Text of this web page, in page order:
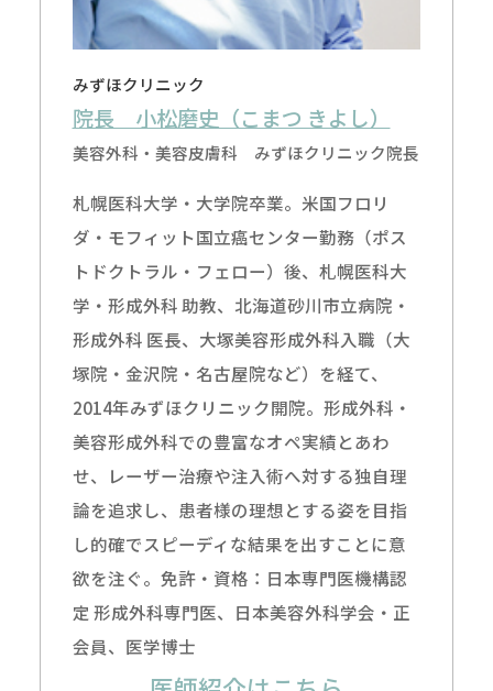
みずほクリニック
院長 小松磨史（こまつ きよし）
美容外科・美容皮膚科 みずほクリニック院長
札幌医科大学・大学院卒業。米国フロリ
ダ・モフィット国立癌センター勤務（ポス
トドクトラル・フェロー）後、札幌医科大
学・形成外科 助教、北海道砂川市立病院・
形成外科 医長、大塚美容形成外科入職（大
塚院・金沢院・名古屋院など）を経て、
2014年みずほクリニック開院。形成外科・
美容形成外科での豊富なオペ実績とあわ
せ、レーザー治療や注入術へ対する独自理
論を追求し、患者様の理想とする姿を目指
し的確でスピーディな結果を出すことに意
欲を注ぐ。免許・資格：日本専門医機構認
定 形成外科専門医、日本美容外科学会・正
会員、医学博士